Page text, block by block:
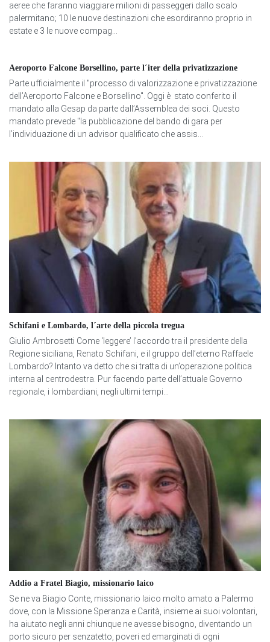
aeree che faranno viaggiare milioni di passeggeri dallo scalo
palermitano; 10 le nuove destinazioni che esordiranno proprio in
estate e 3 le nuove compag...
Aeroporto Falcone Borsellino, parte l´iter della privatizzazione
Parte ufficialmente il "processo di valorizzazione e privatizzazione
dell’Aeroporto Falcone e Borsellino". Oggi è stato conferito il
mandato alla Gesap da parte dall’Assemblea dei soci. Questo
mandato prevede "la pubblicazione del bando di gara per
l’individuazione di un advisor qualificato che assis...
Schifani e Lombardo, l´arte della piccola tregua
Giulio Ambrosetti Come ‘leggere’ l’accordo tra il presidente della
Regione siciliana, Renato Schifani, e il gruppo dell’eterno Raffaele
Lombardo? Intanto va detto che si tratta di un’operazione politica
interna al centrodestra. Pur facendo parte dell’attuale Governo
regionale, i lombardiani, negli ultimi tempi...
Addio a Fratel Biagio, missionario laico
Se ne va Biagio Conte, missionario laico molto amato a Palermo
dove, con la Missione Speranza e Carità, insieme ai suoi volontari,
ha aiutato negli anni chiunque ne avesse bisogno, diventando un
porto sicuro per senzatetto, poveri ed emarginati di ogni